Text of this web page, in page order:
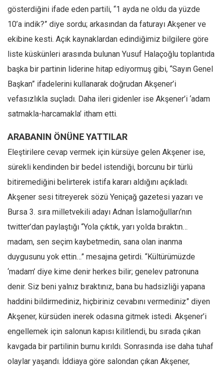
gösterdiğini ifade eden partili, “1 ayda ne oldu da yüzde
10’a indik?” diye sordu; arkasından da faturayı Akşener ve
ekibine kesti. Açık kaynaklardan edindiğimiz bilgilere göre
liste küskünleri arasında bulunan Yusuf Halaçoğlu toplantıda
başka bir partinin liderine hitap ediyormuş gibi, “Sayın Genel
Başkan” ifadelerini kullanarak doğrudan Akşener’i
vefasızlıkla suçladı. Daha ileri gidenler ise Akşener’i ‘adam
satmakla-harcamakla’ itham etti.
ARABANIN ÖNÜNE YATTILAR
Eleştirilere cevap vermek için kürsüye gelen Akşener ise,
sürekli kendinden bir bedel istendiği, borcunu bir türlü
bitiremediğini belirterek istifa kararı aldığını açıkladı.
Akşener sesi titreyerek sözü Yeniçağ gazetesi yazarı ve
Bursa 3. sıra milletvekili adayı Adnan İslamoğulları’nın
twitter’dan paylaştığı “Yola çıktık, yarı yolda bıraktın…
madam, sen seçim kaybetmedin, sana olan inanma
duygusunu yok ettin…” mesajına getirdi. “Kültürümüzde
‘madam’ diye kime denir herkes bilir; genelev patronuna
denir. Siz beni yalnız bıraktınız, bana bu hadsizliği yapana
haddini bildirmediniz, hiçbiriniz cevabını vermediniz” diyen
Akşener, kürsüden inerek odasına gitmek istedi. Akşener’i
engellemek için salonun kapısı kilitlendi, bu sırada çıkan
kavgada bir partilinin burnu kırıldı. Sonrasında ise daha tuhaf
olaylar yaşandı. İddiaya göre salondan çıkan Akşener,